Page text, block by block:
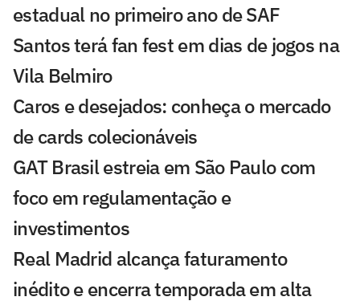
estadual no primeiro ano de SAF
Santos terá fan fest em dias de jogos na
Vila Belmiro
Caros e desejados: conheça o mercado
de cards colecionáveis
GAT Brasil estreia em São Paulo com
foco em regulamentação e
investimentos
Real Madrid alcança faturamento
inédito e encerra temporada em alta